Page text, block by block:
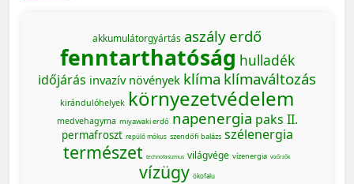
akkumulátorgyártás aszály erdő
fenntarthatóság hulladék
időjárás invazív növények klíma klímaváltozás
kirándulóhelyek környezetvédelem
medvehagyma miyawaki erdő napenergia paks II.
permafroszt repülő mókus szendőfi balázs szélenergia
természet technofasizmus világvége vízenergia vízőrzők
vízügy ökofalu